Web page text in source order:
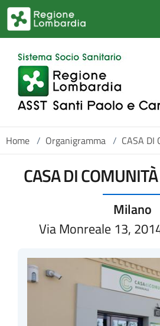
Salta al contenuto principale
Home / Organigramma / CASA DI
CASA DI
Milano
Via Monreale 13,